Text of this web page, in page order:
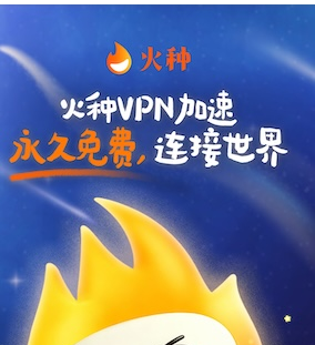
反对
反对[0]